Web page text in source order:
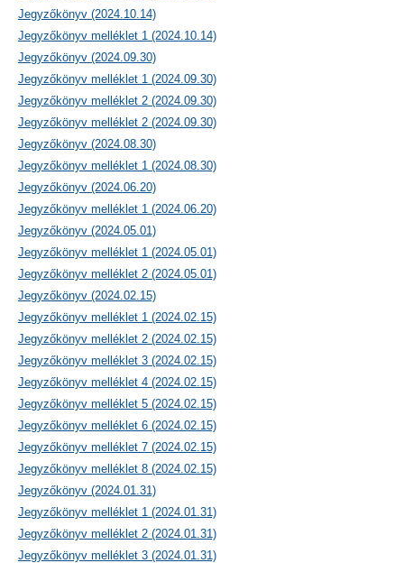
Jegyzőkönyv (2024.10.14)
Jegyzőkönyv melléklet 1 (2024.10.14)
Jegyzőkönyv (2024.09.30)
Jegyzőkönyv melléklet 1 (2024.09.30)
Jegyzőkönyv melléklet 2 (2024.09.30)
Jegyzőkönyv melléklet 2 (2024.09.30)
Jegyzőkönyv (2024.08.30)
Jegyzőkönyv melléklet 1 (2024.08.30)
Jegyzőkönyv (2024.06.20)
Jegyzőkönyv melléklet 1 (2024.06.20)
Jegyzőkönyv (2024.05.01)
Jegyzőkönyv melléklet 1 (2024.05.01)
Jegyzőkönyv melléklet 2 (2024.05.01)
Jegyzőkönyv (2024.02.15)
Jegyzőkönyv melléklet 1 (2024.02.15)
Jegyzőkönyv melléklet 2 (2024.02.15)
Jegyzőkönyv melléklet 3 (2024.02.15)
Jegyzőkönyv melléklet 4 (2024.02.15)
Jegyzőkönyv melléklet 5 (2024.02.15)
Jegyzőkönyv melléklet 6 (2024.02.15)
Jegyzőkönyv melléklet 7 (2024.02.15)
Jegyzőkönyv melléklet 8 (2024.02.15)
Jegyzőkönyv (2024.01.31)
Jegyzőkönyv melléklet 1 (2024.01.31)
Jegyzőkönyv melléklet 2 (2024.01.31)
Jegyzőkönyv melléklet 3 (2024.01.31)